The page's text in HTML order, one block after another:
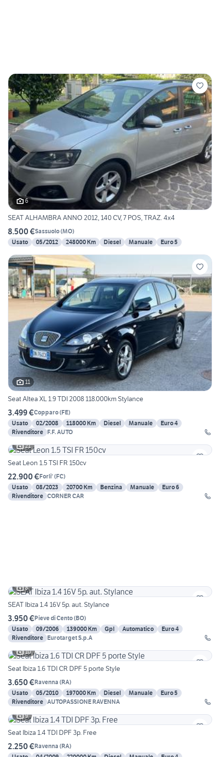
6
SEAT ALHAMBRA ANNO 2012, 140 CV, 7 POS, TRAZ. 4x4
8.500 €Sassuolo(MO)
Usato
05/2012 248000 Km Diesel Manuale Euro 5
11
Seat Altea XL 1.9 TDI 2008 118.000km Stylance
3.499 €Copparo(FE)
Usato
02/2008 118000 Km Diesel Manuale
Euro 4
Rivenditore F.F. AUTO
21
Seat Leon 1.5 TSI FR 150cv
22.900 €Forli' (FC)
Usato
08/2023 20700 Km Benzina Manuale
Euro 6
Rivenditore CORNER CAR
8
SEAT Ibiza 1.4 16V 5p. aut. Stylance
3.950 €Pieve di Cento(BO)
Usato
09/2006 139000 Km Gpl Automatico
Euro 4
Rivenditore Eurotarget S.p.A
10
Seat Ibiza 1.6 TDI CR DPF 5 porte Style
3.650 €Ravenna (RA)
Usato
05/2010 197000 Km Diesel Manuale
Euro 5
Rivenditore AUTOPASSIONE RAVENNA
9
Seat Ibiza 1.4 TDI DPF 3p. Free
2.250 €Ravenna (RA)